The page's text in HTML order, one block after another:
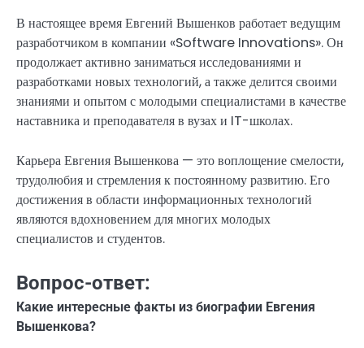
В настоящее время Евгений Вышенков работает ведущим
разработчиком в компании «Software Innovations». Он
продолжает активно заниматься исследованиями и
разработками новых технологий, а также делится своими
знаниями и опытом с молодыми специалистами в качестве
наставника и преподавателя в вузах и IT-школах.
Карьера Евгения Вышенкова — это воплощение смелости,
трудолюбия и стремления к постоянному развитию. Его
достижения в области информационных технологий
являются вдохновением для многих молодых
специалистов и студентов.
Вопрос-ответ:
Какие интересные факты из биографии Евгения
Вышенкова?